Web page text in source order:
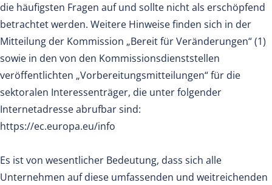
die häufigsten Fragen auf und sollte nicht als erschöpfend
betrachtet werden. Weitere Hinweise finden sich in der
Mitteilung der Kommission „Bereit für Veränderungen“ (1)
sowie in den von den Kommissionsdienststellen
veröffentlichten „Vorbereitungsmitteilungen“ für die
sektoralen Interessenträger, die unter folgender
Internetadresse abrufbar sind:
https://ec.europa.eu/info
Es ist von wesentlicher Bedeutung, dass sich alle
Unternehmen auf diese umfassenden und weitreichenden